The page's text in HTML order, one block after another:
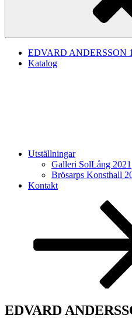
EDVARD ANDERSSON
Katalog
Utställningar
Galleri SolLång 2021
Brösarps Konsthall
Kontakt
EDVARD